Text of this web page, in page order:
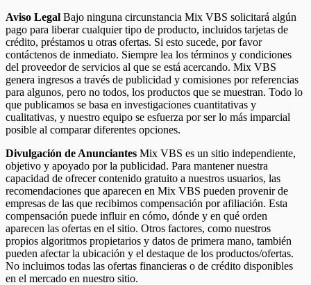
Aviso Legal Bajo ninguna circunstancia Mix VBS solicitará algún
pago para liberar cualquier tipo de producto, incluidos tarjetas de
crédito, préstamos u otras ofertas. Si esto sucede, por favor
contáctenos de inmediato. Siempre lea los términos y condiciones
del proveedor de servicios al que se está acercando. Mix VBS
genera ingresos a través de publicidad y comisiones por referencias
para algunos, pero no todos, los productos que se muestran. Todo lo
que publicamos se basa en investigaciones cuantitativas y
cualitativas, y nuestro equipo se esfuerza por ser lo más imparcial
posible al comparar diferentes opciones.
Divulgación de Anunciantes Mix VBS es un sitio independiente,
objetivo y apoyado por la publicidad. Para mantener nuestra
capacidad de ofrecer contenido gratuito a nuestros usuarios, las
recomendaciones que aparecen en Mix VBS pueden provenir de
empresas de las que recibimos compensación por afiliación. Esta
compensación puede influir en cómo, dónde y en qué orden
aparecen las ofertas en el sitio. Otros factores, como nuestros
propios algoritmos propietarios y datos de primera mano, también
pueden afectar la ubicación y el destaque de los productos/ofertas.
No incluimos todas las ofertas financieras o de crédito disponibles
en el mercado en nuestro sitio.